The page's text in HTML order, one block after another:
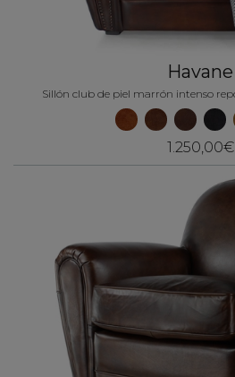
Havane
Sillón club de piel marrón intenso
1.250,00€